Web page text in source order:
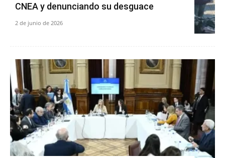
CNEA y denunciando su desguace
2 de junio de 2026